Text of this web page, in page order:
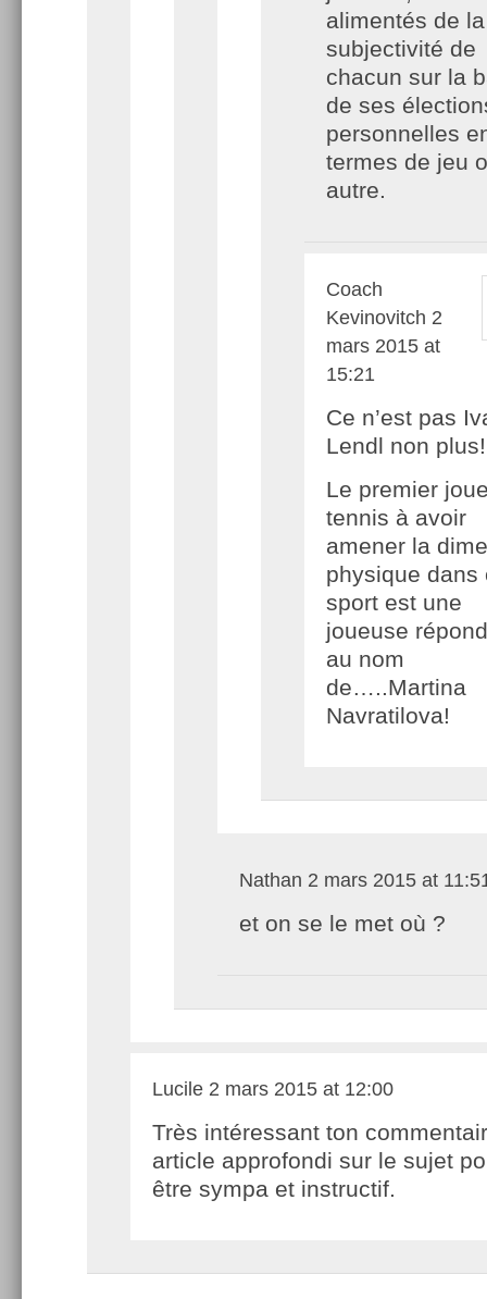
alimentés de la
subjectivité de
chacun sur la
de ses
personnelles
termes de jeu
autre.
Coach
Kevinovitch 2
mars 2015 at
15:21
Ce n’est pas
Lendl non plus!
Le premier
tennis à avoir
amener la
physique dans
sport est une
joueuse
au nom
de…..Martina
Navratilova!
Nathan 2 mars 2015 at
et on se le met où ?
Lucile 2 mars 2015 at 12:00
Très intéressant ton
article approfondi sur le sujet
être sympa et instructif.